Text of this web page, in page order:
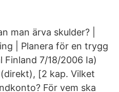
man ärva skulder? |
| Planera för en trygg
Finland 7/18/2006 Ia)
[2 kap. Vilket
För vem ska